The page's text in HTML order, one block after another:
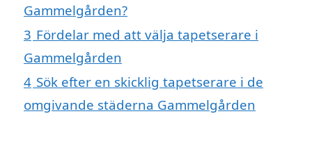
Gammelgården?
3 Fördelar med att välja tapetserare i
Gammelgården
4 Sök efter en skicklig tapetserare i de
omgivande städerna Gammelgården